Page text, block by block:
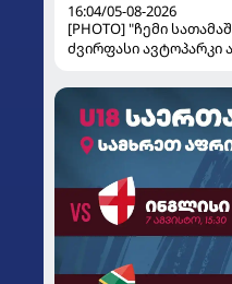
16:04/05-08-2026
[PHOTO] "ჩემი
ძვირფასი ავტოპარკი